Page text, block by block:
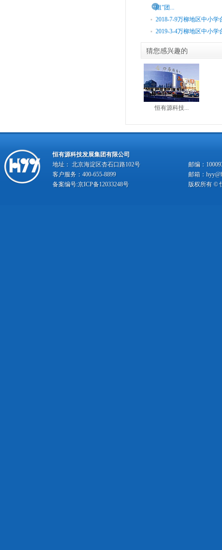
组”团...
2018-7-9万柳地区中小学
2019-3-4万柳地区中小学
猜您感兴趣的
恒有源科技...
恒有源科技发展集团有限公司
地址： 北京海淀区杏石口路102号
邮编：
客户服务：400-655-8899
邮箱：
备案编号:京ICP备12033248号 版权所有 ©